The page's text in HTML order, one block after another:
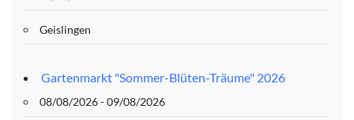
Geislingen
Gartenmarkt "Sommer-Blüten-Träume" 2026
08/08/2026 - 09/08/2026